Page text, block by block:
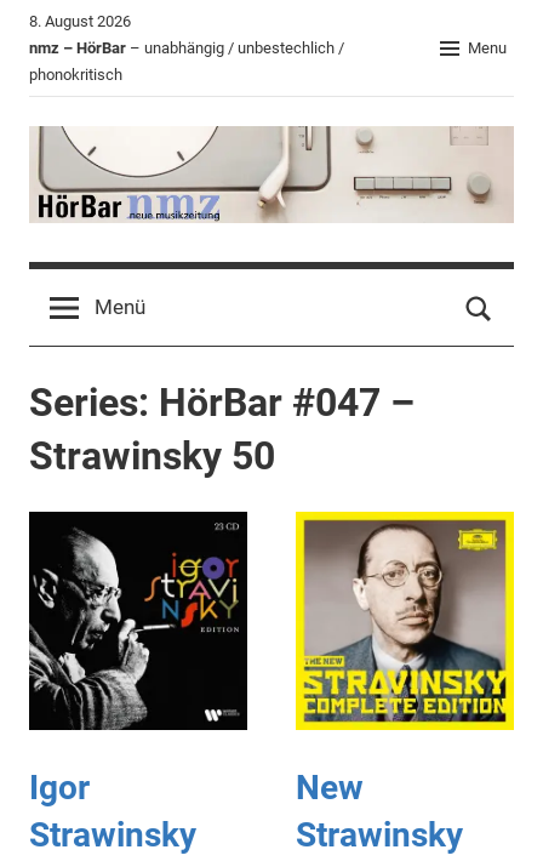
Zum
Inhalt
springen
8. August 2026
nmz – HörBar – unabhängig / unbestechlich /
phonokritisch
Menu
HörBar
der
nmz
Menü
Series: HörBar #047 –
Strawinsky 50
Igor
Strawinsky
New
Strawinsky